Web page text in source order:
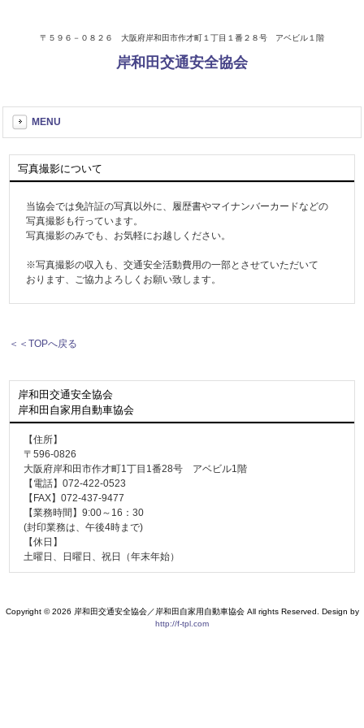
〒５９６－０８２６ 大阪府岸和田市作才町１丁目１番２８号 アベビル１階
岸和田交通安全協会
MENU
写真撮影について
当協会では免許証の写真以外に、履歴書やマイナンバーカードなどの
写真撮影も行っています。
写真撮影のみでも、お気軽にお越しください。
※写真撮影の収入も、交通安全活動費用の一部とさせていただいて
＜＜TOPへ戻る
岸和田交通安全協会
岸和田自家用自動車協会
【住所】
〒596-0826
大阪府岸和田市作才町1丁目1番28号 アベビル1階
【電話】072-422-0523
【FAX】072-437-9477
【業務時間】9:00～16：30
(封印業務は、午後4時まで)
【休日】
土曜日、日曜日、祝日（年末年始）
Copyright © 2026 岸和田交通安全協会／岸和田自家用自動車協会 All rights Reserved. Design by
http://f-tpl.com